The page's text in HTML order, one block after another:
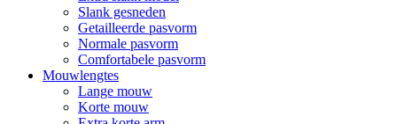
Slank gesneden
Getailleerde pasvorm
Normale pasvorm
Comfortabele pasvorm
Mouwlengtes
Lange mouw
Korte mouw